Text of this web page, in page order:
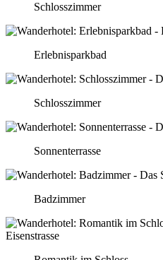
Schlosszimmer
Erlebnisparkbad
Schlosszimmer
Sonnenterrasse
Badzimmer